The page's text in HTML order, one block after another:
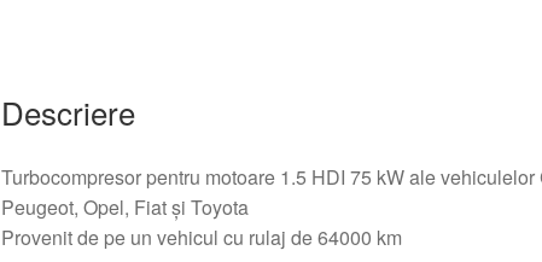
Descriere
Turbocompresor pentru motoare 1.5 HDI 75 kW ale vehiculelor
Peugeot, Opel, Fiat și Toyota
Provenit de pe un vehicul cu rulaj de 64000 km